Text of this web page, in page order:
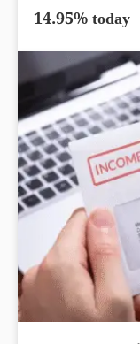
14.95% today